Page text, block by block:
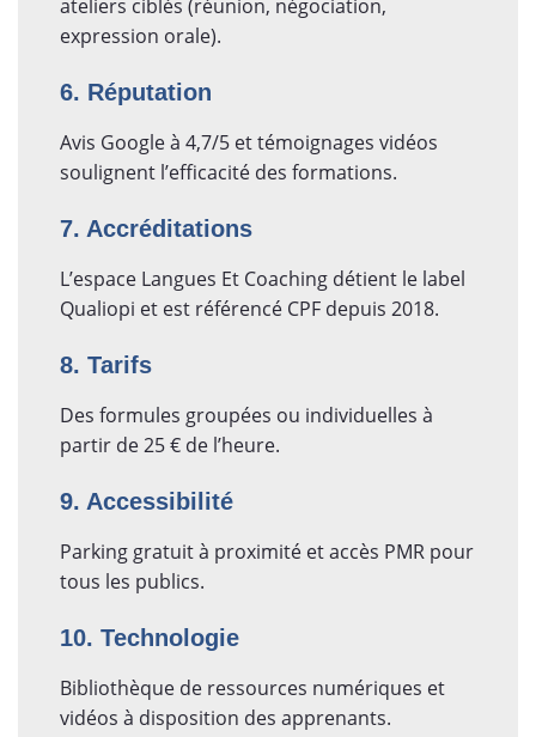
ateliers ciblés (réunion, négociation,
expression orale).
6. Réputation
Avis Google à 4,7/5 et témoignages vidéos
soulignent l’efficacité des formations.
7. Accréditations
L’espace Langues Et Coaching détient le label
Qualiopi et est référencé CPF depuis 2018.
8. Tarifs
Des formules groupées ou individuelles à
partir de 25 € de l’heure.
9. Accessibilité
Parking gratuit à proximité et accès PMR pour
tous les publics.
10. Technologie
Bibliothèque de ressources numériques et
vidéos à disposition des apprenants.